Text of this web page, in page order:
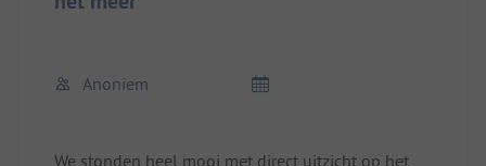
Anoniem
We stonden heel mooi met direct uitzicht op het